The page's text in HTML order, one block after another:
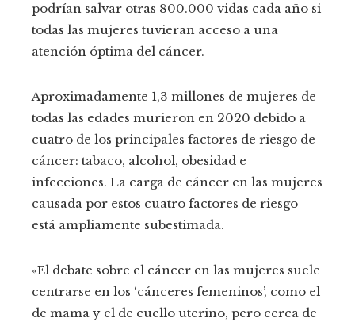
podrían salvar otras 800.000 vidas cada año si
todas las mujeres tuvieran acceso a una
atención óptima del cáncer.
Aproximadamente 1,3 millones de mujeres de
todas las edades murieron en 2020 debido a
cuatro de los principales factores de riesgo de
cáncer: tabaco, alcohol, obesidad e
infecciones. La carga de cáncer en las mujeres
causada por estos cuatro factores de riesgo
está ampliamente subestimada.
«El debate sobre el cáncer en las mujeres suele
centrarse en los ‘cánceres femeninos’, como el
de mama y el de cuello uterino, pero cerca de